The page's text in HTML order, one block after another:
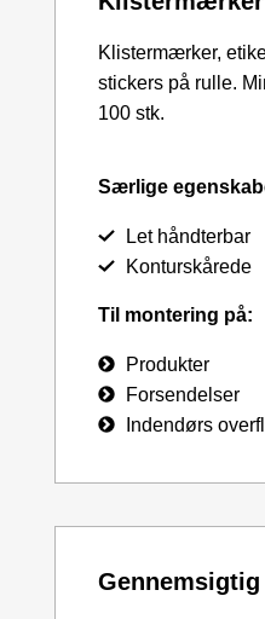
Klistermærker,
stickers på rulle.
100 stk.
Særlige
Let håndterbar
Konturskårede
Til montering på:
Produkter
Forsendelser
Indendørs